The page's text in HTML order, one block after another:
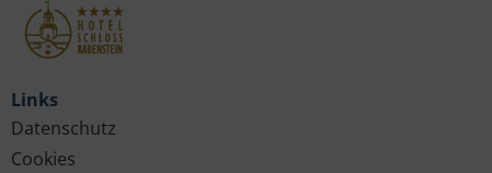
Links
Datenschutz
Cookies